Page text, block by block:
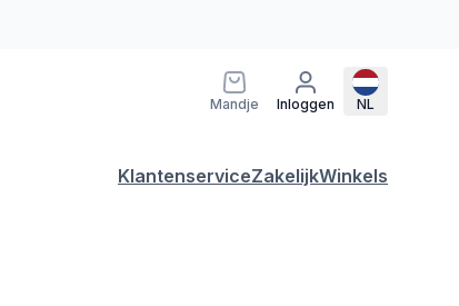
Mandje Inloggen NL
KlantenserviceZakelijkWinkels